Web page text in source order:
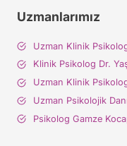
Uzmanlarımız
Uzman Klinik
Klinik Psikolog Dr.
Uzman Klinik
Uzman Psikolojik
Psikolog Gamze